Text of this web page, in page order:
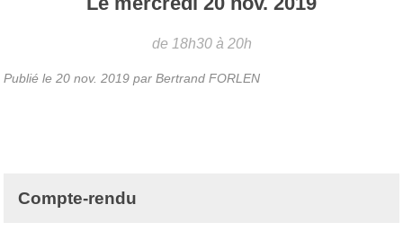
de 18h30 à 20h
Publié le 20 nov. 2019 par Bertrand FORLEN
Compte-rendu